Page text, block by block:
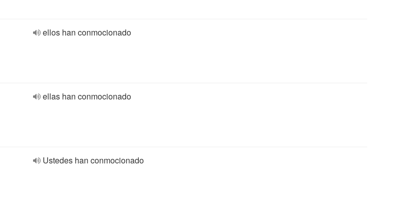
ellos han conmocionado
ellas han conmocionado
Ustedes han conmocionado